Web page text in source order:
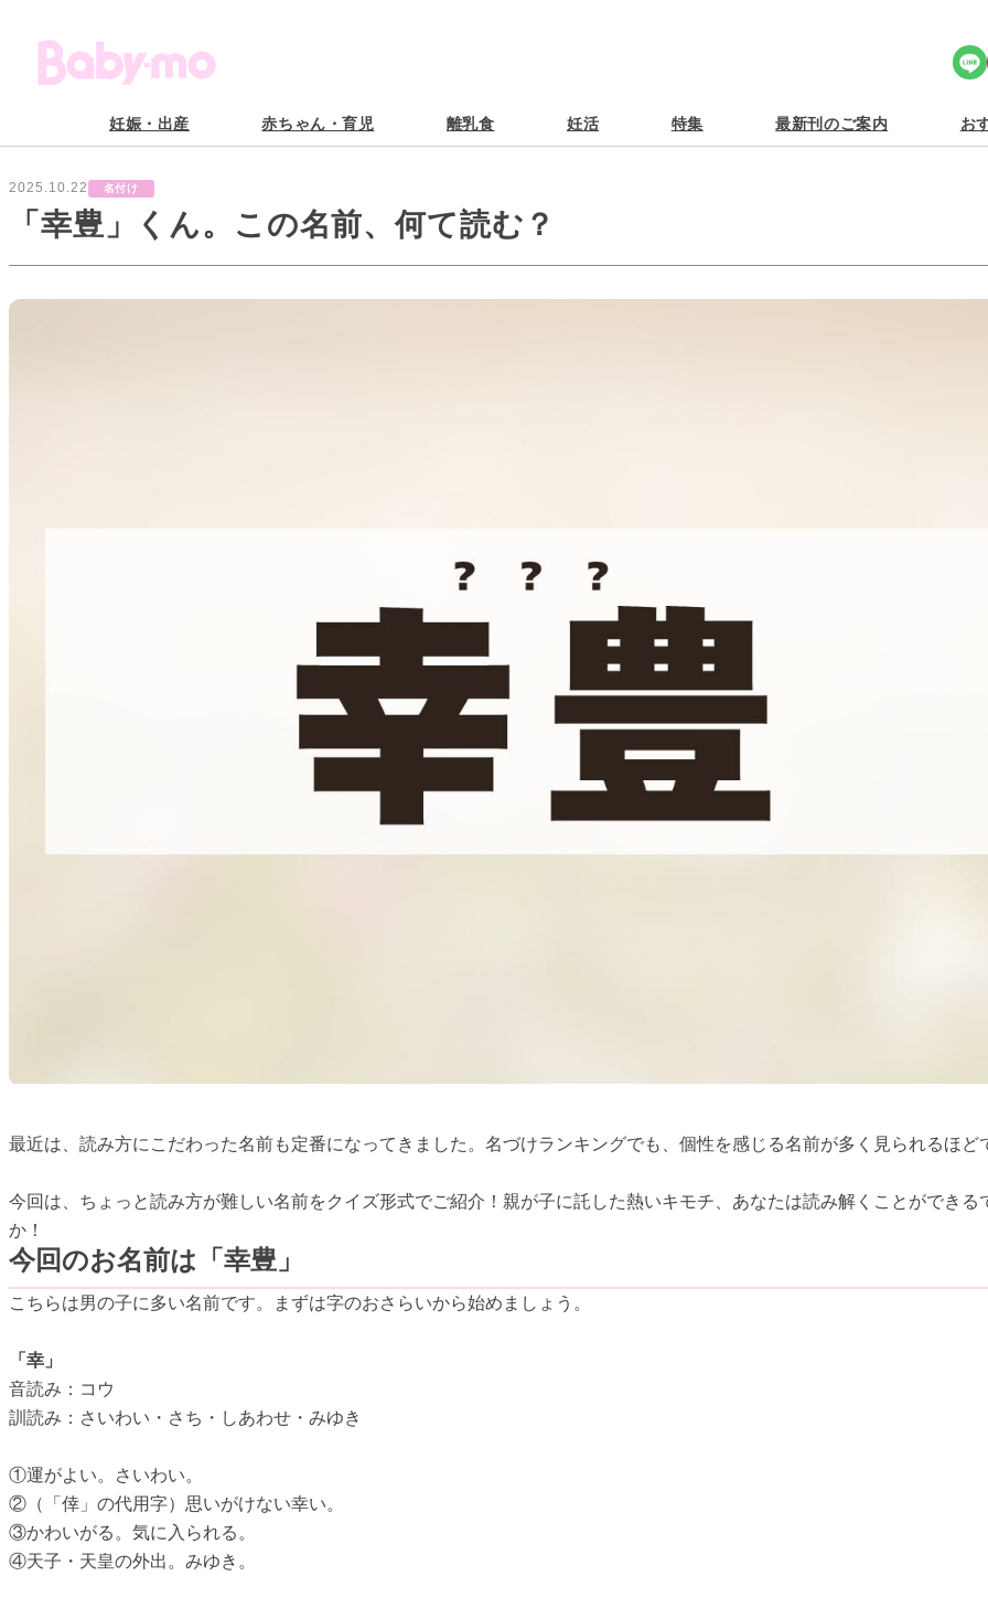
Share Icon
妊娠・出産 赤ちゃん・育児 離乳食 妊活 特集 最新刊のご案内 お
2025.10.22 名付け
「幸豊」くん。この名前、何て読む？
最近は、読み方にこだわった名前も定番になってきました。名づけランキングでも、個性を感じる名前が多く見られるほど
今回は、ちょっと読み方が難しい名前をクイズ形式でご紹介！親が子に託した熱いキモチ、あなたは読み解くことができる
か！
今回のお名前は「幸豊」
こちらは男の子に多い名前です。まずは字のおさらいから始めましょう。
「幸」
音読み：コウ
訓読み：さいわい・さち・しあわせ・みゆき
①運がよい。さいわい。
②（「倖」の代用字）思いがけない幸い。
③かわいがる。気に入られる。
④天子・天皇の外出。みゆき。